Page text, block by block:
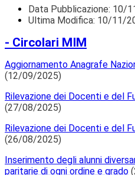
Data Pubblicazione: 10/
Ultima Modifica: 10/11/
- Circolari MIM
Aggiornamento Anagrafe
(12/09/2025)
Rilevazione dei Docenti e del
(27/08/2025)
Rilevazione dei Docenti e del
(26/08/2025)
Inserimento degli alunni
paritarie di ogni ordine e grado